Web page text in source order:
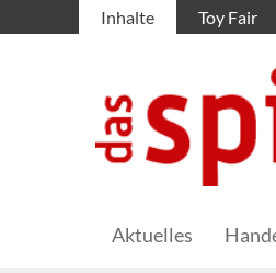
Inhalte Toy Fair
Aktuelles